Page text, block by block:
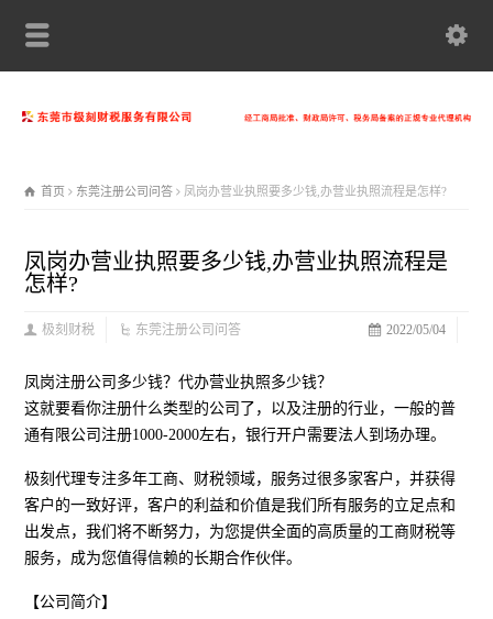
首页 东莞注册公司问答 凤岗办营业执照要多少钱,办营业执照流程是怎样?
凤岗办营业执照要多少钱,办营业执照流程是
怎样?
2022/05/04
极刻财税 东莞注册公司问答
凤岗注册公司多少钱？代办营业执照多少钱？
这就要看你注册什么类型的公司了，以及注册的行业，一般的普
通有限公司注册1000-2000左右，银行开户需要法人到场办理。
极刻代理专注多年工商、财税领域，服务过很多家客户，并获得
客户的一致好评，客户的利益和价值是我们所有服务的立足点和
出发点，我们将不断努力，为您提供全面的高质量的工商财税等
服务，成为您值得信赖的长期合作伙伴。
【公司简介】